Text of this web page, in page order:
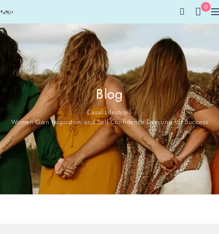
0
Blog
Casa Lifestyle
Women Gain Inspiration and Self-Confidence Dressing for Success